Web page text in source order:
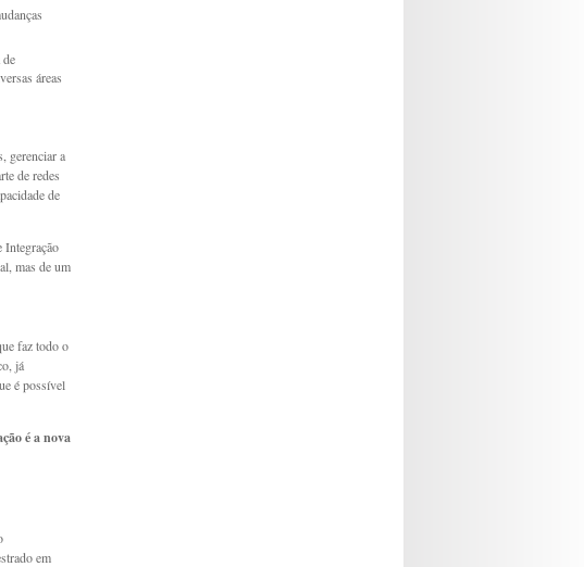
áreas
gerenciar a
de redes
de
Integração
mas de um
faz todo o
já
é possível
é a nova
em